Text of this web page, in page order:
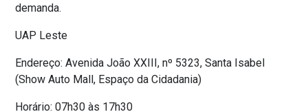
demanda.
UAP Leste
Endereço: Avenida João XXIII, nº 5323, Santa Isabel
(Show Auto Mall, Espaço da Cidadania)
Horário: 07h30 às 17h30